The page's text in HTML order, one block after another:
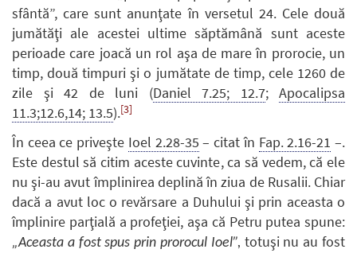
sfântă”, care sunt anunţate în versetul 24. Cele două
jumătăţi ale acestei ultime săptămână sunt aceste
perioade care joacă un rol aşa de mare în prorocie, un
timp, două timpuri şi o jumătate de timp, cele 1260 de
zile şi 42 de luni (Daniel 7.25; 12.7; Apocalipsa
11.3;12.6,14; 13.5).[3]
În ceea ce priveşte Ioel 2.28-35 – citat în Fap. 2.16-21 –.
Este destul să citim aceste cuvinte, ca să vedem, că ele
nu şi-au avut împlinirea deplină în ziua de Rusalii. Chiar
dacă a avut loc o revărsare a Duhului şi prin aceasta o
împlinire parţială a profeţiei, aşa că Petru putea spune:
„Aceasta a fost spus prin prorocul Ioel”, totuşi nu au fost